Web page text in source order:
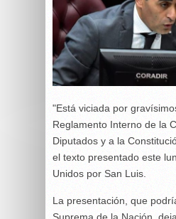
"Está viciada por
Reglamento Interno de la
Diputados y a la
el texto presentado este
Unidos por San Luis.
La presentación, que
Suprema de la Nación,